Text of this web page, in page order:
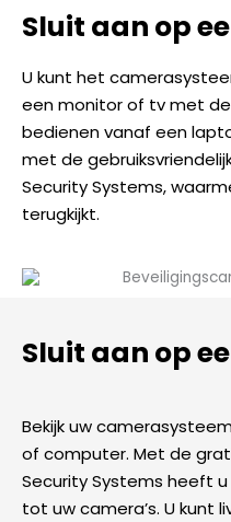
Sluit aan op
U kunt het
een monitor of tv met de
bedienen vanaf een
met de
Security Systems,
terugkijkt.
Sluit aan op
Bekijk uw
of computer. Met de
Security Systems heeft
tot uw camera’s. U kunt